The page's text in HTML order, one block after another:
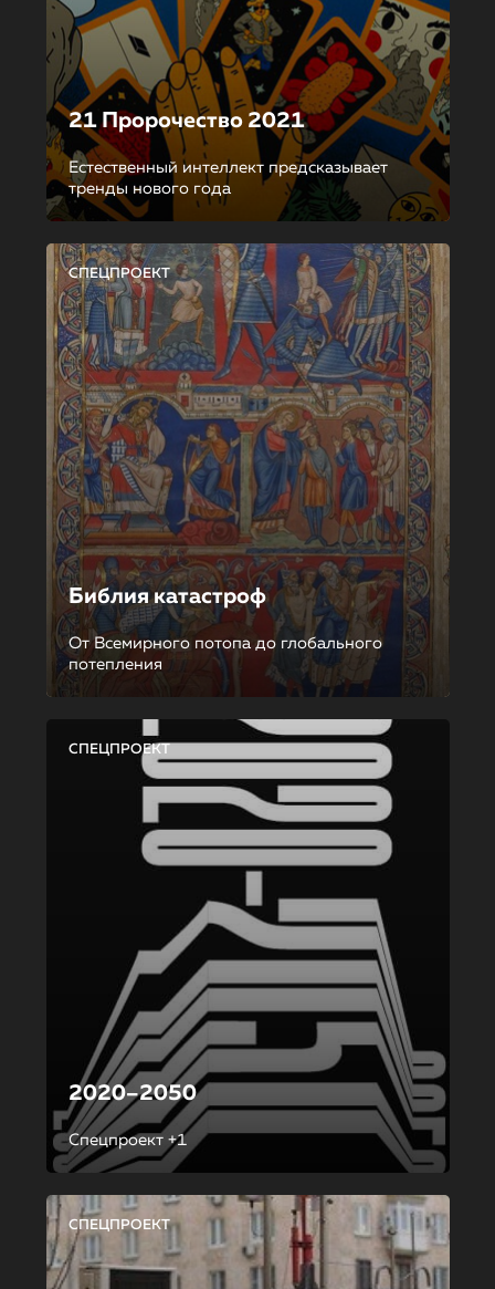
21 Пророчество 2021
Естественный интеллект предсказывает
тренды нового года
СПЕЦПРОЕКТ
Библия катастроф
От Всемирного потопа до глобального
потепления
СПЕЦПРОЕКТ
2020–2050
Спецпроект +1
СПЕЦПРОЕКТ